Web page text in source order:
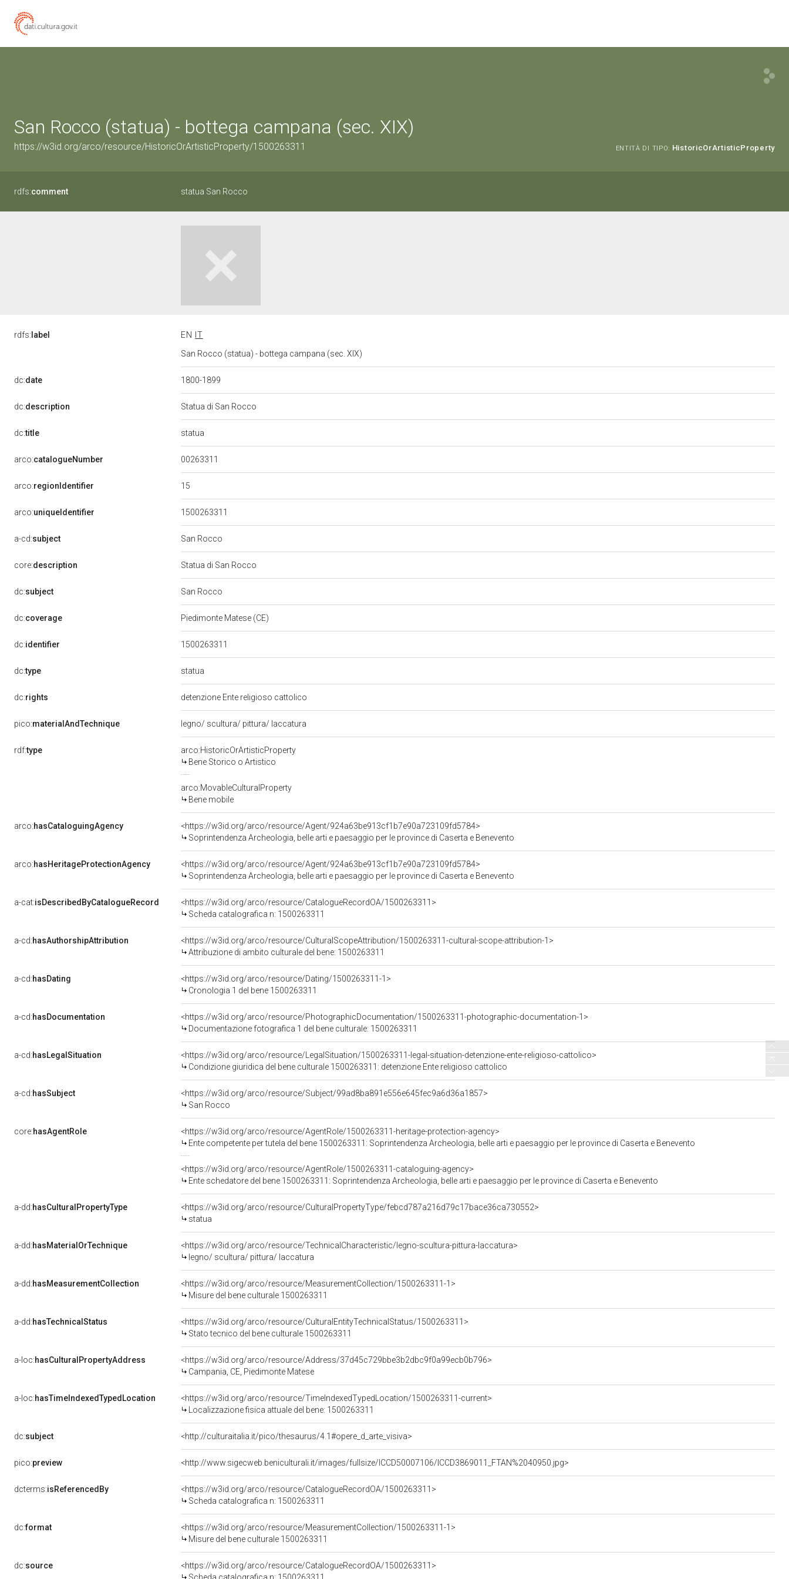
San Rocco (statua) - bottega campana (sec. XIX)
https://w3id.org/arco/resource/HistoricOrArtisticProperty/1500263311 ENTITÀ DI TIPO: HistoricOrArtisticProperty
rdfs:comment statua San Rocco
rdfs: label EN
IT
San Rocco (statua) - bottega campana (sec. XIX)
dc:date 1800-1899
dc:description Statua di San Rocco
dc:title statua
arco:catalogueNumber 00263311
arco:regionIdentifier 15
arco:uniqueIdentifier 1500263311
a-cd:subject San Rocco
core:description Statua di San Rocco
dc:subject San Rocco
dc:coverage Piedimonte Matese (CE)
dc:identifier 1500263311
dc:type statua
dc:rights detenzione Ente religioso cattolico
pico:materialAndTechnique legno/ scultura/ pittura/ laccatura
rdf:type
arco:HistoricOrArtisticProperty
Bene Storico o Artistico
arco:MovableCulturalProperty
Bene mobile
arco:hasCataloguingAgency
<https://w3id.org/arco/resource/Agent/924a63be913cf1b7e90a723109fd5784>
Soprintendenza Archeologia, belle arti e paesaggio per le province di Caserta e Benevento
arco:hasHeritageProtectionAgency
<https://w3id.org/arco/resource/Agent/924a63be913cf1b7e90a723109fd5784>
Soprintendenza Archeologia, belle arti e paesaggio per le province di Caserta e Benevento
a-cat:isDescribedByCatalogueRecord
<https://w3id.org/arco/resource/CatalogueRecordOA/1500263311>
Scheda catalografica n: 1500263311
a-cd:hasAuthorshipAttribution
<https://w3id.org/arco/resource/CulturalScopeAttribution/1500263311-cultural-scope-attribution-1>
Attribuzione di ambito culturale del bene: 1500263311
a-cd:hasDating
<https://w3id.org/arco/resource/Dating/1500263311-1>
Cronologia 1 del bene 1500263311
a-cd:hasDocumentation
<https://w3id.org/arco/resource/PhotographicDocumentation/1500263311-photographic-documentation-1>
Documentazione fotografica 1 del bene culturale: 1500263311
a-cd:hasLegalSituation
<https://w3id.org/arco/resource/LegalSituation/1500263311-legal-situation-detenzione-ente-religioso-cattolico>
Condizione giuridica del bene culturale 1500263311: detenzione Ente religioso cattolico
a-cd:hasSubject
<https://w3id.org/arco/resource/Subject/99ad8ba891e556e645fec9a6d36a1857>
San Rocco
core:hasAgentRole
<https://w3id.org/arco/resource/AgentRole/1500263311-heritage-protection-agency>
Ente competente per tutela del bene 1500263311: Soprintendenza Archeologia, belle arti e paesaggio per le province di Caserta e Benevento
<https://w3id.org/arco/resource/AgentRole/1500263311-cataloguing-agency>
Ente schedatore del bene 1500263311: Soprintendenza Archeologia, belle arti e paesaggio per le province di Caserta e Benevento
a-dd:hasCulturalPropertyType
<https://w3id.org/arco/resource/CulturalPropertyType/febcd787a216d79c17bace36ca730552>
statua
a-dd:hasMaterialOrTechnique
<https://w3id.org/arco/resource/TechnicalCharacteristic/legno-scultura-pittura-laccatura>
legno/ scultura/ pittura/ laccatura
a-dd:hasMeasurementCollection
<https://w3id.org/arco/resource/MeasurementCollection/1500263311-1>
Misure del bene culturale 1500263311
a-dd:hasTechnicalStatus
<https://w3id.org/arco/resource/CulturalEntityTechnicalStatus/1500263311>
Stato tecnico del bene culturale 1500263311
a-loc:hasCulturalPropertyAddress
<https://w3id.org/arco/resource/Address/37d45c729bbe3b2dbc9f0a99ecb0b796>
Campania, CE, Piedimonte Matese
a-loc:hasTimeIndexedTypedLocation
<https://w3id.org/arco/resource/TimeIndexedTypedLocation/1500263311-current>
Localizzazione fisica attuale del bene: 1500263311
dc:subject <http://culturaitalia.it/pico/thesaurus/4.1#opere_d_arte_visiva>
pico:preview <http://www.sigecweb.beniculturali.it/images/fullsize/ICCD50007106/ICCD3869011_FTAN%2040950.jpg>
dcterms:isReferencedBy
<https://w3id.org/arco/resource/CatalogueRecordOA/1500263311>
Scheda catalografica n: 1500263311
dc:format
<https://w3id.org/arco/resource/MeasurementCollection/1500263311-1>
Misure del bene culturale 1500263311
dc:source
<https://w3id.org/arco/resource/CatalogueRecordOA/1500263311>